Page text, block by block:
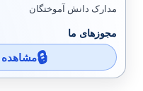
مدارک دانش آموختگان
مجوزهای ما
مشاهده